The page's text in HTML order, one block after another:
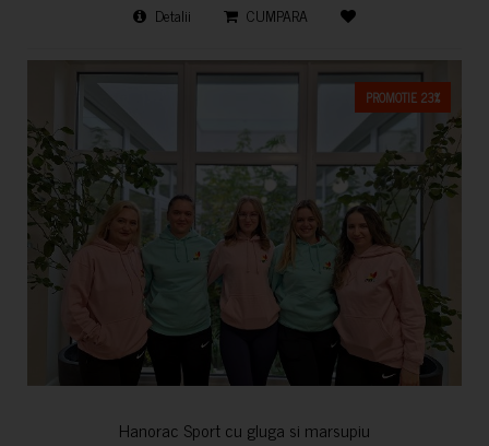
Detalii CUMPARA
PROMOTIE 23%
Hanorac Sport cu gluga si marsupiu